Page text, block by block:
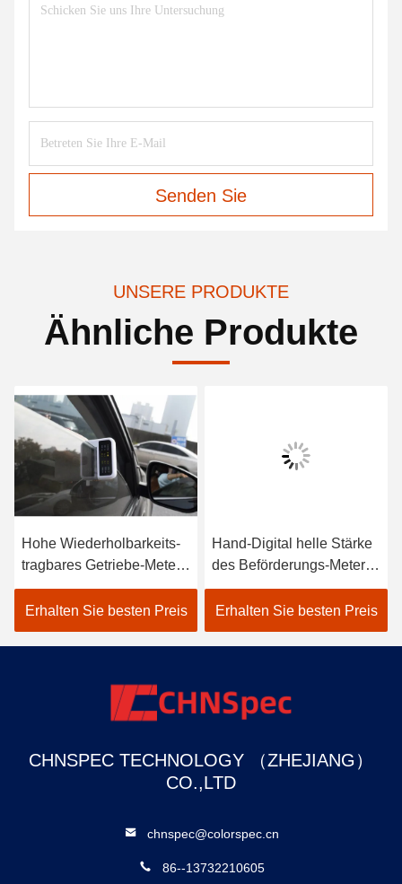
Senden Sie
UNSERE PRODUKTE
Ähnliche Produkte
Hohe Wiederholbarkeits-
tragbares Getriebe-Meter
für durchgehendes
transparentes Material
Erhalten Sie besten Preis
Hand-Digital helle Stärke
des Beförderungs-Meter-
13mm
Erhalten Sie besten Preis
CHNSPEC TECHNOLOGY （ZHEJIANG）
CO.,LTD
chnspec@colorspec.cn
86--13732210605